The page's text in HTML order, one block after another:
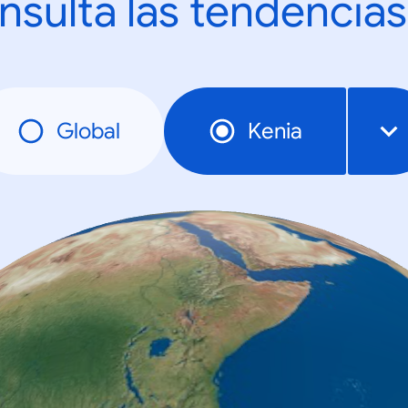
las
Global Kenia